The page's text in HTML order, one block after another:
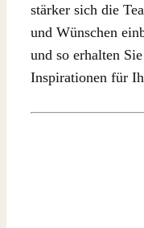
stärker sich die
und Wünschen
und so erhalten
Inspirationen für